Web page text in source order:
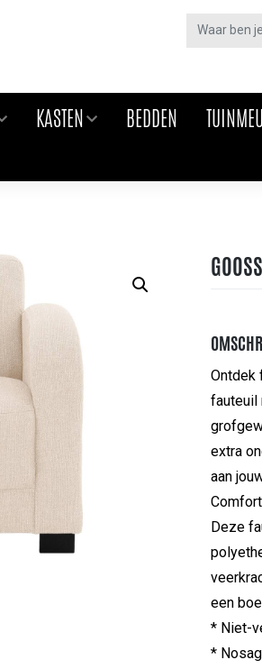
KASTEN BEDDEN
Ontdek
fauteuil
extra
aan
Deze
een
* Niet-
*